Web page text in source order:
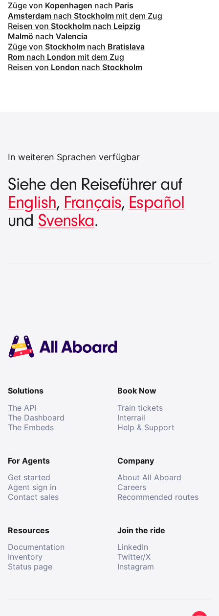
Züge von Kopenhagen nach Paris
Amsterdam nach Stockholm mit dem Zug
Reisen von Stockholm nach Leipzig
Malmö nach Valencia
Züge von Stockholm nach Bratislava
Rom nach London mit dem Zug
Reisen von London nach Stockholm
In weiteren Sprachen verfügbar
Siehe den Reiseführer auf
English, Français, Español
und Svenska.
Solutions
The API
The Dashboard
The Embeds
Book Now
Train tickets
Interrail
Help & Support
For Agents
Get started
Agent sign in
Contact sales
Company
About All Aboard
Careers
Recommended routes
Resources
Documentation
Inventory
Status page
Join the ride
LinkedIn
Twitter/X
Instagram